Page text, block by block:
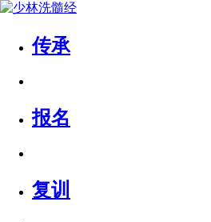
传承
报名
复训